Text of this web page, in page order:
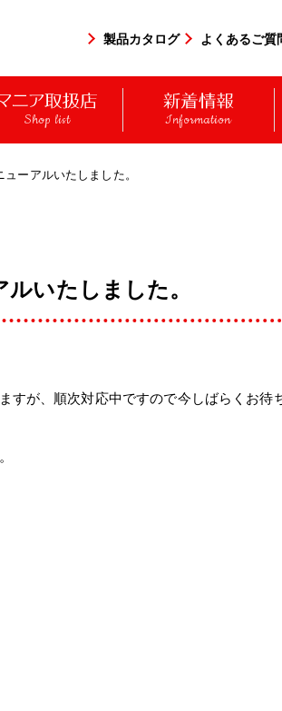
製品カタログ よくあるご質
Shop list Information
ーアルいたしました。
いたしました。
すが、順次対応中ですので今しばらくお待